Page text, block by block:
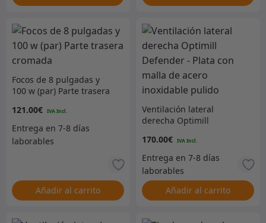
Focos de 8 pulgadas y
100 w (par) Parte trasera
121.00€
Añadir al carrito
Ventilación lateral
derecha Optimill
malla de acero inoxidable
pulido
170.00€
Añadir al carrito